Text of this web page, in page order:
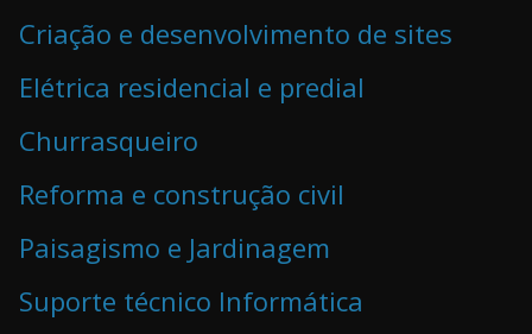
Criação e desenvolvimento de sites
Elétrica residencial e predial
Churrasqueiro
Reforma e construção civil
Paisagismo e Jardinagem
Suporte técnico Informática